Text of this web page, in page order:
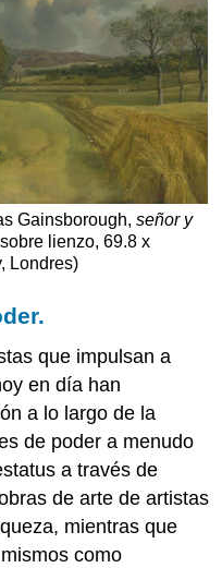
Gainsborough, señor y
lienzo, 69.8 x
Londres)
que impulsan a
en día han
a lo largo de la
de poder a menudo
a través de
de arte de artistas
mientras que
como